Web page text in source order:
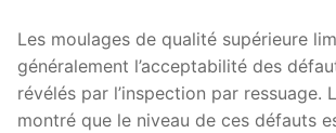
Les moulages de qualité supérieure
généralement l’acceptabilité des
révélés par l’inspection par ressuage.
montré que le niveau de ces défauts